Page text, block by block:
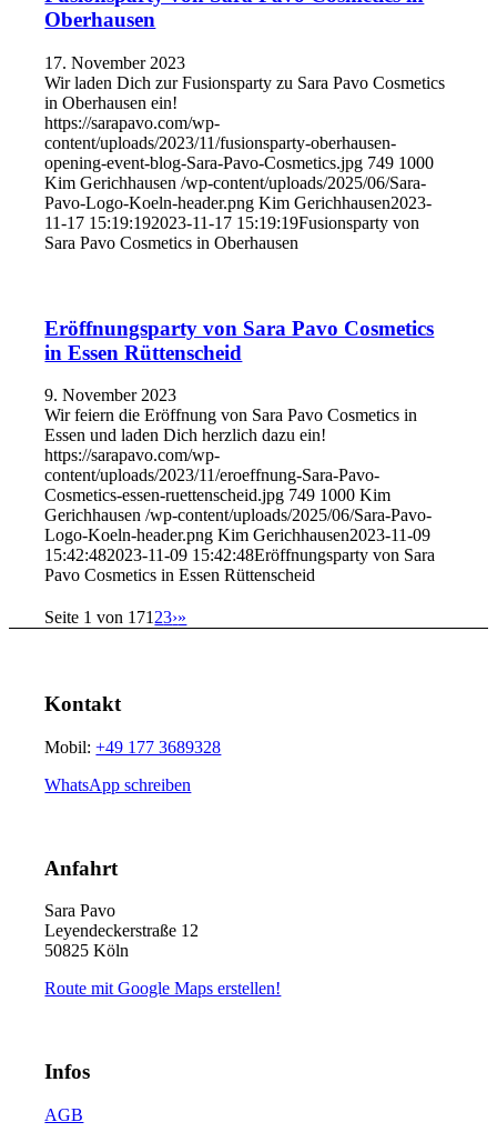
Oberhausen
17. November 2023
Wir laden Dich zur Fusionsparty zu Sara Pavo Cosmetics
in Oberhausen ein!
https://sarapavo.com/wp-
content/uploads/2023/11/fusionsparty-oberhausen-
opening-event-blog-Sara-Pavo-Cosmetics.jpg 749 1000
Kim Gerichhausen /wp-content/uploads/2025/06/Sara-
Pavo-Logo-Koeln-header.png Kim Gerichhausen2023-
11-17 15:19:192023-11-17 15:19:19Fusionsparty von
Sara Pavo Cosmetics in Oberhausen
Eröffnungsparty von Sara Pavo Cosmetics
in Essen Rüttenscheid
9. November 2023
Wir feiern die Eröffnung von Sara Pavo Cosmetics in
Essen und laden Dich herzlich dazu ein!
https://sarapavo.com/wp-
content/uploads/2023/11/eroeffnung-Sara-Pavo-
Cosmetics-essen-ruettenscheid.jpg 749 1000 Kim
Gerichhausen /wp-content/uploads/2025/06/Sara-Pavo-
Logo-Koeln-header.png Kim Gerichhausen2023-11-09
15:42:482023-11-09 15:42:48Eröffnungsparty von Sara
Pavo Cosmetics in Essen Rüttenscheid
Seite 1 von 171 23›»
Kontakt
Mobil:+49 177 3689328
WhatsApp schreiben
Anfahrt
Sara Pavo
Leyendeckerstraße 12
50825 Köln
Route mit Google Maps erstellen!
Infos
AGB